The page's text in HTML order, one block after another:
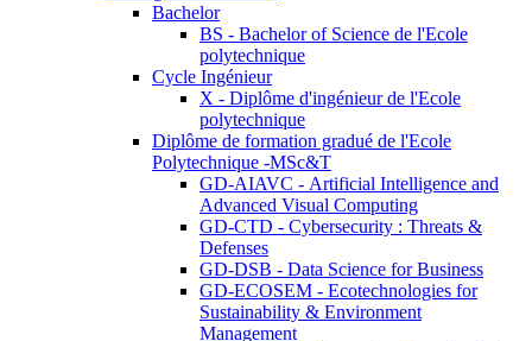
Bachelor
BS - Bachelor of Science de l'Ecole
polytechnique
Cycle Ingénieur
X - Diplôme d'ingénieur de l'Ecole
polytechnique
Diplôme de formation gradué de l'Ecole
Polytechnique -MSc&T
GD-AIAVC - Artificial Intelligence and
Advanced Visual Computing
GD-CTD - Cybersecurity : Threats &
Defenses
GD-DSB - Data Science for Business
GD-ECOSEM - Ecotechnologies for
Sustainability & Environment
Management